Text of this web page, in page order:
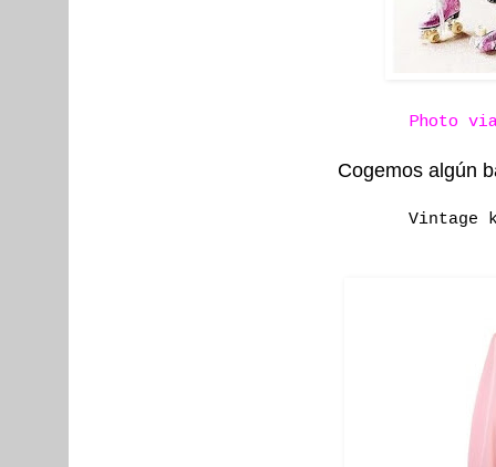
Photo
Cogemos algún
Vintage